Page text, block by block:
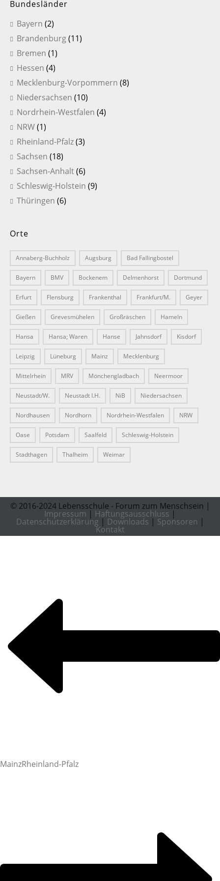
Bundesländer
Bayern (2)
Brandenburg(11)
Bremen (1)
Hessen (4)
Mecklenburg-Vorpommern (8)
Niedersachsen (10)
Nordrhein-Westfalen (4)
NRW(1)
Rheinland-Pfalz(3)
Sachsen (18)
Sachsen-Anhalt(6)
Schleswig-Holstein (9)
Thüringen (6)
Orte
Annaberg-Buchholz Augsburg Bad Fallingbostel
Bayern BMV Bockenem Delmenhorst Dortmund
Erfurt Flensburg Frankenthal Frankfurt/M. Geyer
Gießen Grevesmühelen Großräschen Hameln
Hansa Hansa; Waren Hanse Jahnsdorf Kisdorf
Leipzig Lüneburg Mainz Mecklenburg
Mittelrhein MRV Mönchengladbach Neermoor
Neustadt/W. Neustadt I.H. NiB Niedersachsen
Nordhausen Nordhorn Nordrhein-Westfalen NRW
Oase Potsdam Saalfeld Schleswig-Holstein
Stadthagen Thalheim Weimar
© 2016-2024 Lebensschule - Forum zum Menschsein |
Impressum | Haftungsausschluss |
Datenschutzerklärung | Downloads | Sponsoren |
Kontakt
MainzRheinland-Pfalz